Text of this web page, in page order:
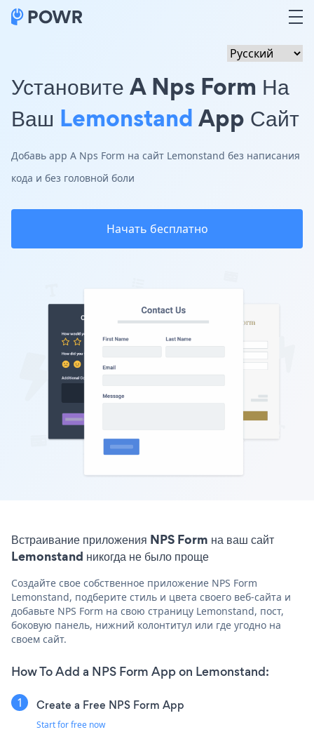
Установите A Nps Form На
Ваш LemonstandApp Сайт
Добавь app A Nps Form на сайт Lemonstand без написания
кода и без головной боли
Начать бесплатно
Встраивание приложения NPS Form на ваш сайт
Lemonstand никогда не было проще
Создайте свое собственное приложение NPS Form
Lemonstand, подберите стиль и цвета своего веб-сайта и
добавьте NPS Form на свою страницу Lemonstand, пост,
боковую панель, нижний колонтитул или где угодно на
своем сайт.
How To Add a NPS Form App on Lemonstand:
Create a Free NPS Form App
Start for free now